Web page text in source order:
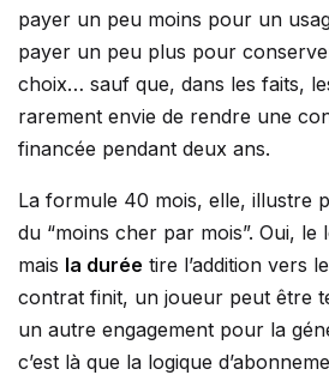
payer un peu moins pour un
payer un peu plus pour
choix… sauf que, dans les faits,
rarement envie de rendre une
financée pendant deux ans.
La formule 40 mois, elle, illustre
du “moins cher par mois”. Oui, le
mais la durée tire l’addition vers
contrat finit, un joueur peut être
un autre engagement pour la
c’est là que la logique